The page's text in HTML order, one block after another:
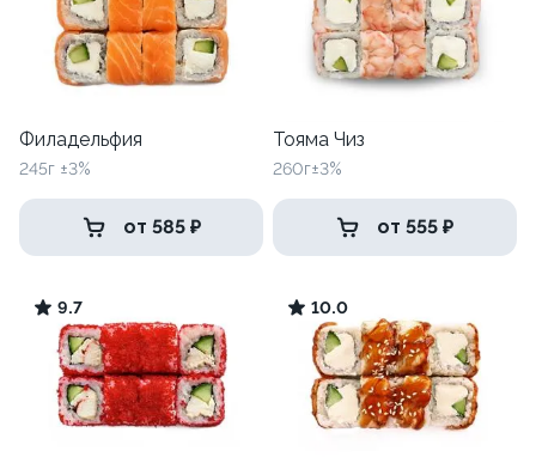
Филадельфия
245г ±3%
от 585 ₽
Тояма Чиз
260г±3%
от 555 ₽
9.7 10.0